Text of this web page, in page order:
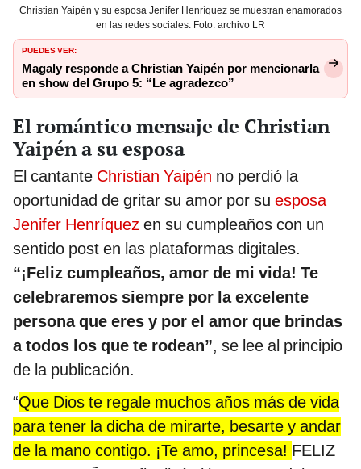
Christian Yaipén y su esposa Jenifer Henríquez se muestran enamorados
en las redes sociales. Foto: archivo LR
PUEDES VER:
Magaly responde a Christian Yaipén por mencionarla
en show del Grupo 5: “Le agradezco”
El romántico mensaje de Christian
Yaipén a su esposa
El cantante Christian Yaipén no perdió la
oportunidad de gritar su amor por su esposa
Jenifer Henríquez en su cumpleaños con un
sentido post en las plataformas digitales.
“¡Feliz cumpleaños, amor de mi vida! Te
celebraremos siempre por la excelente
persona que eres y por el amor que brindas
a todos los que te rodean”, se lee al principio
de la publicación.
“Que Dios te regale muchos años más de vida
para tener la dicha de mirarte, besarte y andar
de la mano contigo. ¡Te amo, princesa! FELIZ